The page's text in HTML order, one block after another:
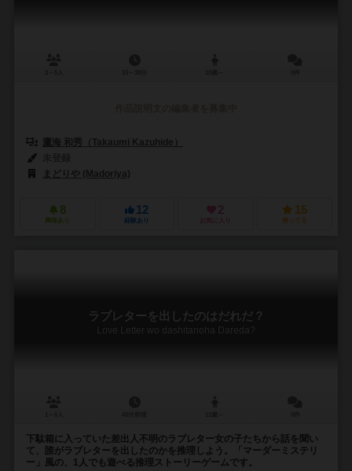
鷹海 和秀（Takaumi Kazuhide）
まどりや (Madoriya)
8
興味あり
12
経験あり
2
お気に入り
15
持ってる
ラブレターを出したのはだれだ？
Love Letter wo dashitanoha Dareda?
下駄箱に入っていた差出人不明のラブレター女の子たちから話を聞い
て、誰がラブレターを出したのかを推理しよう。「マーダーミステリ
ー」風の、1人でも遊べる推理ストーリーゲームです。